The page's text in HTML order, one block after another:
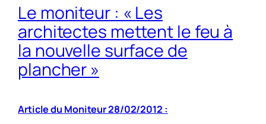
Le moniteur : « Les
architectes mettent le feu à
la nouvelle surface de
plancher »
Article du Moniteur 28/02/2012 :